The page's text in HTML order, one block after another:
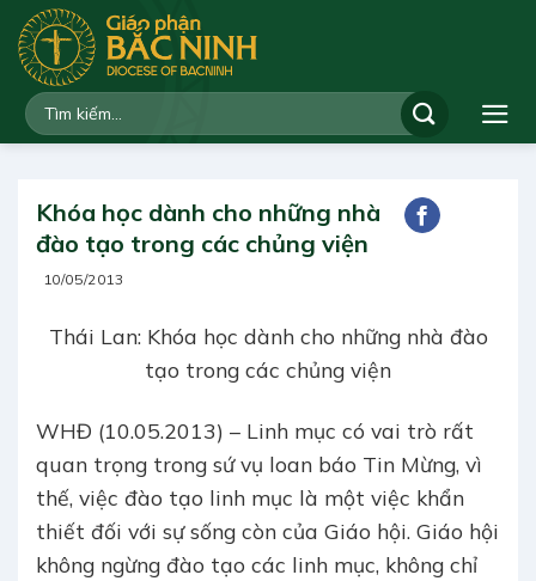
qua
dung
Khóa học dành cho những nhà
đào tạo trong các chủng viện
10/05/2013
Thái Lan: Khóa học dành cho những nhà đào
tạo trong các chủng viện
WHĐ (10.05.2013) – Linh mục có vai trò rất
quan trọng trong sứ vụ loan báo Tin Mừng, vì
thế, việc đào tạo linh mục là một việc khẩn
thiết đối với sự sống còn của Giáo hội. Giáo hội
không ngừng đào tạo các linh mục, không chỉ